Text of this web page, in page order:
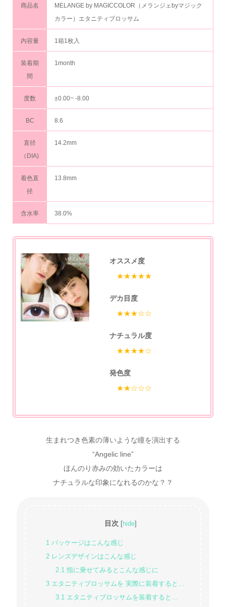
商品名
MELANGE by MAGICCOLOR（メランジェbyマジック
カラー）エタニティブロッサム
内容量 1箱1枚入
装着期
間
1month
度数 ±0.00~ -8.00
BC 8.6
直径
（DIA)
14.2mm
着色直
径
13.8mm
含水率 38.0%
オススメ度
★★★★★
デカ目度
★★★☆☆
ナチュラル度
★★★★☆
発色度
★★☆☆☆
生まれつき色素の薄いような瞳を演出する
“Angelic line”
ほんのり赤みの効いたカラーは
ナチュラルな印象になれるのかな？？
目次 [hide]
1 パッケージはこんな感じ
2 レンズデザインはこんな感じ
2.1指に乗せてみるとこんな感じに
3 エタニティブロッサムを 実際に装着すると…
3.1エタニティブロッサムを装着すると…